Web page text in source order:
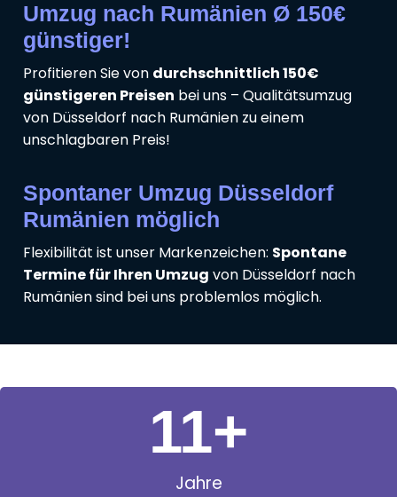
Umzug nach Rumänien Ø 150€
günstiger!
Profitieren Sie von durchschnittlich 150€
günstigeren Preisen bei uns – Qualitätsumzug
von Düsseldorf nach Rumänien zu einem
unschlagbaren Preis!
Spontaner Umzug Düsseldorf
Rumänien möglich
Flexibilität ist unser Markenzeichen: Spontane
Termine für Ihren Umzug von Düsseldorf nach
Rumänien sind bei uns problemlos möglich.
Jahre
11+